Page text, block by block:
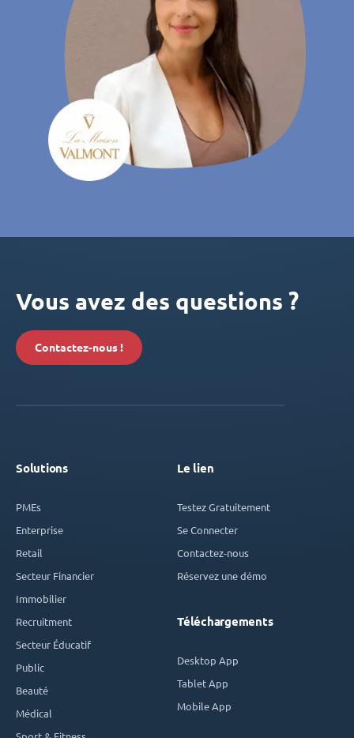
Vous avez des questions ?
Contactez-nous !
Solutions
PMEs
Enterprise
Retail
Secteur Financier
Immobilier
Recruitment
Secteur Éducatif
Public
Beauté
Médical
Le lien
Testez Gratuitement
Se Connecter
Contactez-nous
Réservez une démo
Téléchargements
Desktop App
Tablet App
Mobile App